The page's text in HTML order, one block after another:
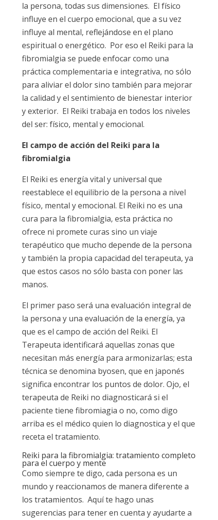
la persona, todas sus dimensiones. El físico
influye en el cuerpo emocional, que a su vez
influye al mental, reflejándose en el plano
espiritual o energético. Por eso el Reiki para la
fibromialgia se puede enfocar como una
práctica complementaria e integrativa, no sólo
para aliviar el dolor sino también para mejorar
la calidad y el sentimiento de bienestar interior
y exterior. El Reiki trabaja en todos los niveles
del ser: físico, mental y emocional.
El campo de acción del Reiki para la
fibromialgia
El Reiki es energía vital y universal que
reestablece el equilibrio de la persona a nivel
físico, mental y emocional. El Reiki no es una
cura para la fibromialgia, esta práctica no
ofrece ni promete curas sino un viaje
terapéutico que mucho depende de la persona
y también la propia capacidad del terapeuta, ya
que estos casos no sólo basta con poner las
manos.
El primer paso será una evaluación integral de
la persona y una evaluación de la energía, ya
que es el campo de acción del Reiki. El
Terapeuta identificará aquellas zonas que
necesitan más energía para armonizarlas; esta
técnica se denomina byosen, que en japonés
significa encontrar los puntos de dolor. Ojo, el
terapeuta de Reiki no diagnosticará si el
paciente tiene fibromiagia o no, como digo
arriba es el médico quien lo diagnostica y el que
receta el tratamiento.
Reiki para la fibromialgia: tratamiento completo
para el cuerpo y mente
Como siempre te digo, cada persona es un
mundo y reaccionamos de manera diferente a
los tratamientos. Aquí te hago unas
sugerencias para tener en cuenta y ayudarte a